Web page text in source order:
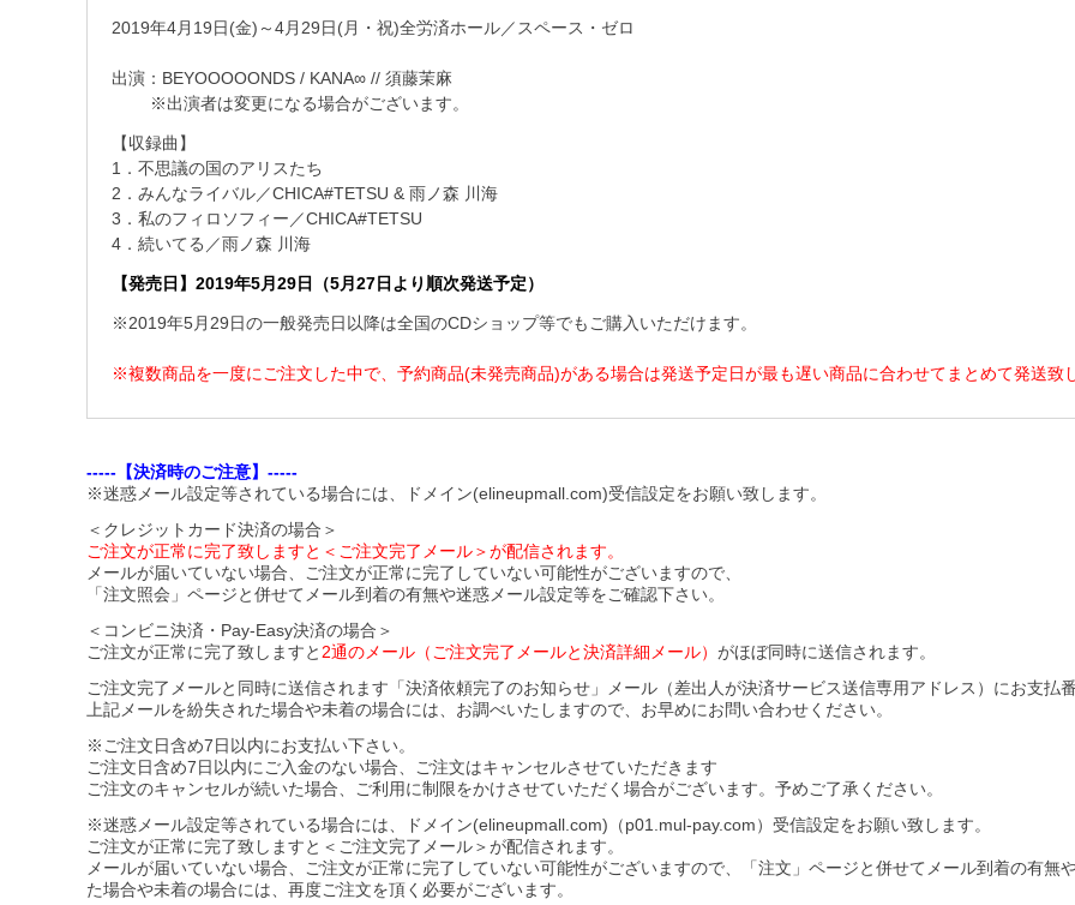
2019年4月19日(金)～4月29日(月・祝)全労済ホール／スペース・ゼロ
出演：BEYOOOOONDS / KANA∞ // 須藤茉麻
※出演者は変更になる場合がございます。
【収録曲】
1．不思議の国のアリスたち
2．みんなライバル／CHICA#TETSU & 雨ノ森 川海
3．私のフィロソフィー／CHICA#TETSU
4．続いてる／雨ノ森 川海
【発売日】2019年5月29日（5月27日より順次発送予定）
※2019年5月29日の一般発売日以降は全国のCDショップ等でもご購入いただけます。
※複数商品を一度にご注文した中で、予約商品(未発売商品)がある場合は発送予定日が最も遅い商品に合わせてまとめて発送致
-----【決済時のご注意】-----
※迷惑メール設定等されている場合には、ドメイン(elineupmall.com)受信設定をお願い致します。
＜クレジットカード決済の場合＞
ご注文が正常に完了致しますと＜ご注文完了メール＞が配信されます。
メールが届いていない場合、ご注文が正常に完了していない可能性がございますので、
「注文照会」ページと併せてメール到着の有無や迷惑メール設定等をご確認下さい。
＜コンビニ決済・Pay-Easy決済の場合＞
ご注文が正常に完了致しますと2通のメール（ご注文完了メールと決済詳細メール） がほぼ同時に送信されます。
ご注文完了メールと同時に送信されます「決済依頼完了のお知らせ」メール（差出人が決済サービス送信専用アドレス）にお支払
上記メールを紛失された場合や未着の場合には、お調べいたしますので、お早めにお問い合わせください。
※ご注文日含め7日以内にお支払い下さい。
ご注文日含め7日以内にご入金のない場合、ご注文はキャンセルさせていただきます
ご注文のキャンセルが続いた場合、ご利用に制限をかけさせていただく場合がございます。予めご了承ください。
※迷惑メール設定等されている場合には、ドメイン(elineupmall.com)（p01.mul-pay.com）受信設定をお願い致します。
ご注文が正常に完了致しますと＜ご注文完了メール＞が配信されます。
メールが届いていない場合、ご注文が正常に完了していない可能性がございますので、「注文」ページと併せてメール到着の有無
た場合や未着の場合には、再度ご注文を頂く必要がございます。